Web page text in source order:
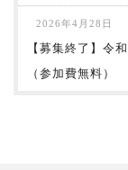
2026年4月28日
【募集終了】令
（参加費無料）